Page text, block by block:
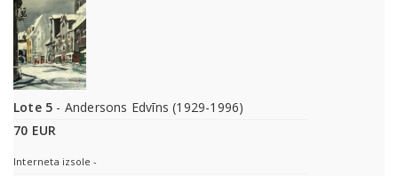
Lote 5 - Andersons Edvīns (1929-1996)
70 EUR
Interneta izsole -